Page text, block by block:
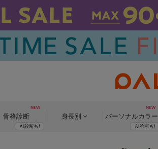
骨格診断 身長別 パーソナルカラー